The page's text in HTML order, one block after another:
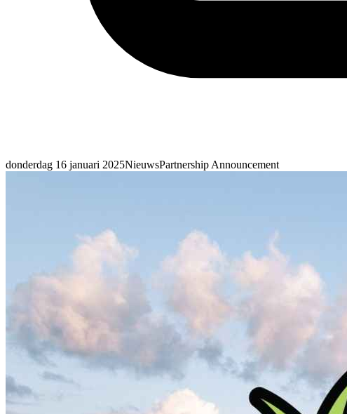
donderdag 16 januari 2025NieuwsPartnership Announcement